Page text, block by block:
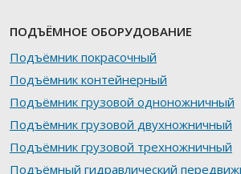
ПОДЪЁМНОЕ ОБОРУДОВАНИЕ
Подъёмник покрасочный
Подъёмник контейнерный
Подъёмник грузовой одноножничный
Подъёмник грузовой двухножничный
Подъёмник грузовой трехножничный
Подъёмный гидравлический